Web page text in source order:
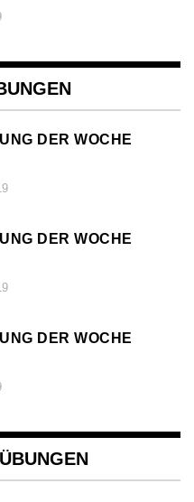
DER WOCHE (
DER WOCHE (
DER WOCHE (